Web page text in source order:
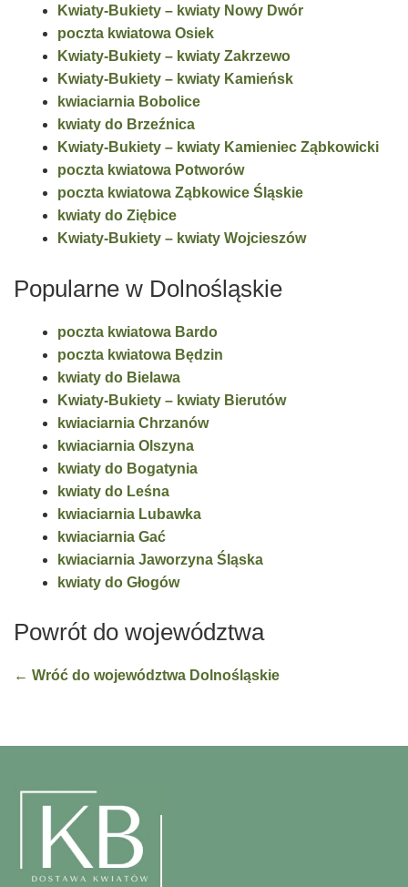
Kwiaty-Bukiety – kwiaty Nowy Dwór
poczta kwiatowa Osiek
Kwiaty-Bukiety – kwiaty Zakrzewo
Kwiaty-Bukiety – kwiaty Kamieńsk
kwiaciarnia Bobolice
kwiaty do Brzeźnica
Kwiaty-Bukiety – kwiaty Kamieniec Ząbkowicki
poczta kwiatowa Potworów
poczta kwiatowa Ząbkowice Śląskie
kwiaty do Ziębice
Kwiaty-Bukiety – kwiaty Wojcieszów
Popularne w Dolnośląskie
poczta kwiatowa Bardo
poczta kwiatowa Będzin
kwiaty do Bielawa
Kwiaty-Bukiety – kwiaty Bierutów
kwiaciarnia Chrzanów
kwiaciarnia Olszyna
kwiaty do Bogatynia
kwiaty do Leśna
kwiaciarnia Lubawka
kwiaciarnia Gać
kwiaciarnia Jaworzyna Śląska
kwiaty do Głogów
Powrót do województwa
← Wróć do województwa Dolnośląskie